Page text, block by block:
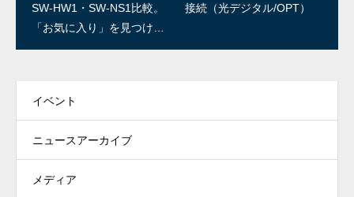
SW-HW1・SW-NS1比較。
「お気に入り」を見つけよ
う！
接続（光デジタル/OPT）
ED IGUANA STUDIO 林さ
ん
森良三商店 石森さん
イベント
ニュースアーカイブ
メディア